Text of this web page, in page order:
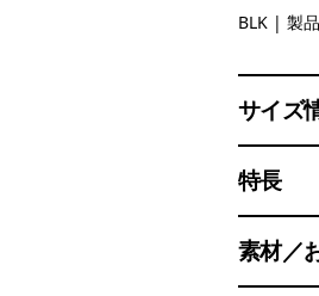
Black
BLK | 製
サイズ
特長
素材／